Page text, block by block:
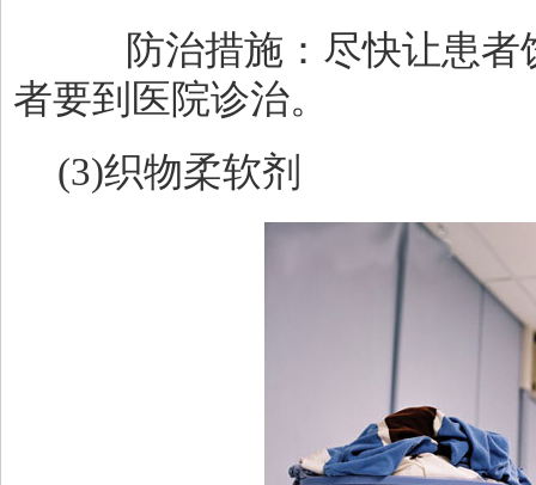
防治措施：尽快让患者
者要到医院诊治。
(3)织物柔软剂